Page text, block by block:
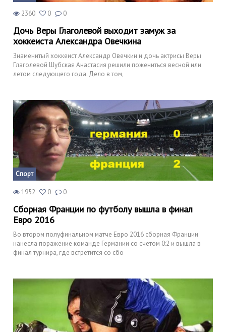
2360 0 0
Дочь Веры Глаголевой выходит замуж за
хоккеиста Александра Овечкина
Знаменитый хоккеист Александр Овечкин и дочь актрисы Веры
Глаголевой Шубская Анастасия решили пожениться весной или
летом следующего года. Дело в том,
Спорт
1952 0 0
Сборная Франции по футболу вышла в финал
Евро 2016
Во втором полуфинальном матче Евро 2016 сборная Франции
нанесла поражение команде Германии со счетом 0:2 и вышла в
финал турнира, где встретится со сбо